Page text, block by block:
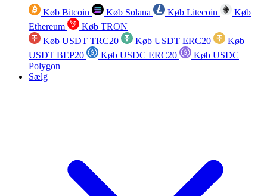
Køb Bitcoin Køb Solana Køb Litecoin
Køb
Ethereum
Køb TRON
Køb USDT TRC20
Køb USDT ERC20
Køb
USDT BEP20
Køb USDC ERC20
Køb USDC
Polygon
Sælg